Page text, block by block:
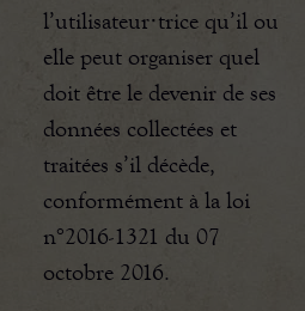
l’utilisateur·trice qu’il ou
elle peut organiser quel
doit être le devenir de ses
données collectées et
traitées s’il décède,
conformément à la loi
n°2016-1321 du 07
octobre 2016.